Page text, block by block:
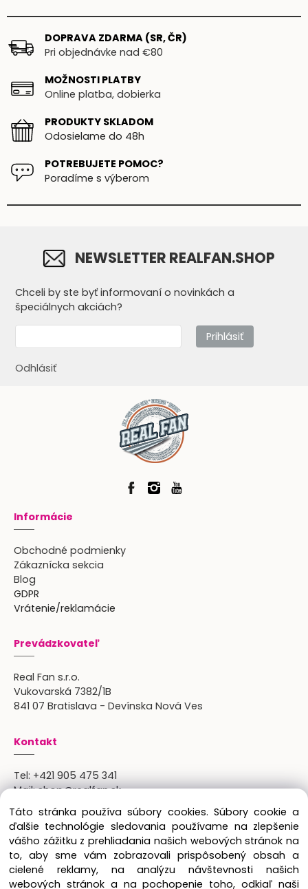
DOPRAVA ZDARMA (SR, ČR)
Pri objednávke nad €80
MOŽNOSTI PLATBY
Online platba, dobierka
PRODUKTY SKLADOM
Odosielame do 48h
POTREBUJETE POMOC?
Poradíme s výberom
NEWSLETTER REALFAN.SHOP
Chceli by ste byť informovaní o novinkách a
špeciálnych akciách?
Prihlásiť
Odhlásiť
Informácie
Obchodné podmienky
Zákaznícka sekcia
Blog
GDPR
Vrátenie/reklamácie
Prevádzkovateľ
Real Fan s.r.o.
Vukovarská 7382/1B
841 07 Bratislava - Devínska Nová Ves
Kontakt
Tel: +421 905 475 341
Mail:shop@realfan.sk
Zákaznícka linka: 9:00-18:00
Osobný odber: po predchádajúcom dohovore
Copyright © 2024 Real Fan s.r.o., všetky práva
Táto stránka používa súbory cookies. Súbory cookie a
ďalšie technológie sledovania používame na zlepšenie
vášho zážitku z prehliadania našich webových stránok na
to, aby sme vám zobrazovali prispôsobený obsah a
cielené reklamy, na analýzu návštevnosti našich
webových stránok a na pochopenie toho, odkiaľ naši